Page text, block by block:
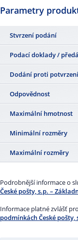
Parametry
Stvrzení podání
Ano
Podací doklady /
Poslat zásilku ,Podací
podacích archů,
zákazníkyPodání Online
Dodání proti
Ano
Odpovědnost
Za škodu vzniklou
uhradí náhradu v
nebo úbytkem obsahu
Maximální hmotnost
2 kg (při podání se
Minimální rozměry
14 × 9 cm
Maximální rozměry
přesahovat 90 cm.
Podrobnější informace o
České pošty, s.p. –
Informace platné zvlášť
podmínkách České